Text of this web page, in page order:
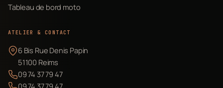
Tableau de bord moto
ATELIER & CONTACT
6 Bis Rue Denis Papin
51100 Reims
09 74 37 79 47
09 74 37 79 47